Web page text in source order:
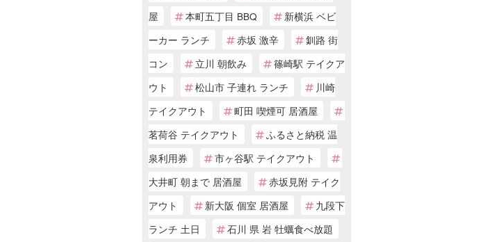
屋
本町五丁目 BBQ
新横浜 ベビ
ーカー ランチ
赤坂 激辛
釧路 街
コン
立川 朝飲み
篠崎駅 テイクア
ウト
松山市 子連れ ランチ
川崎
テイクアウト
町田 喫煙可 居酒屋
茗荷谷 テイクアウト
ふるさと納税 温
泉利用券
市ヶ谷駅 テイクアウト
大井町 朝まで 居酒屋
赤坂見附 テイク
アウト
新大阪 個室 居酒屋
九段下
ランチ 土日
石川 県 岩 牡蠣食べ放題